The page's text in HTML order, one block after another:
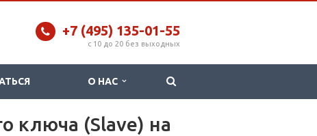
+7 (495) 135-01-55
c 10 до 20 без выходных
О НАС
ключа (Slave) на